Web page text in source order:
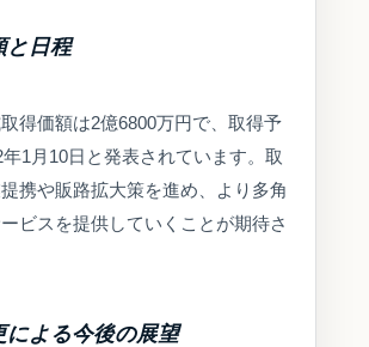
と日程
得価額は2億6800万円で、取得予
1月10日と発表されています。取
携や販路拡大策を進め、より多角
ビスを提供していくことが期待さ
による今後の展望